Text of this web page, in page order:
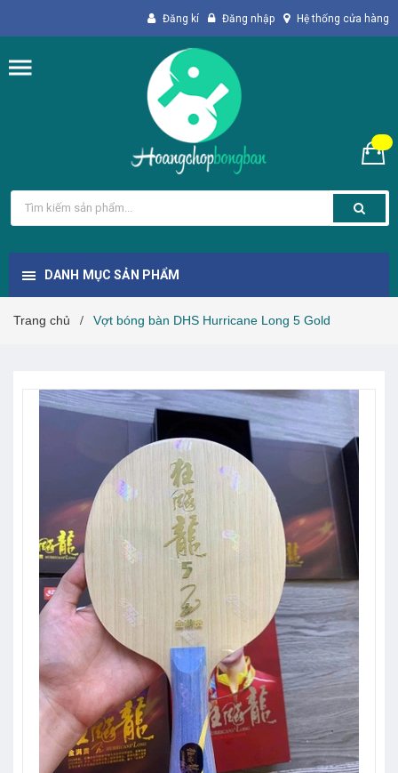
Đăng kí Đăng nhập Hệ thống cửa hàng
DANH MỤC SẢN PHẨM
Trang chủ / Vợt bóng bàn DHS Hurricane Long 5 Gold